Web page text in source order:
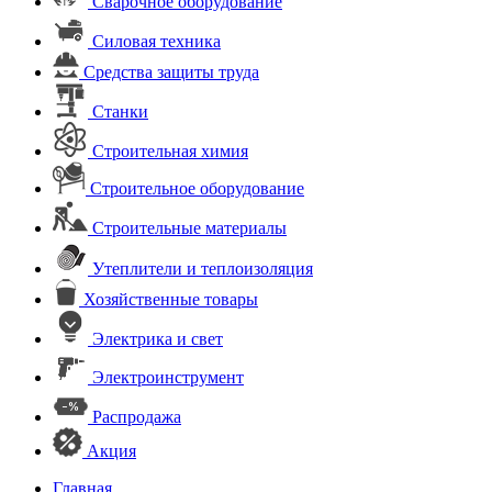
Силовая техника
Средства защиты труда
Станки
Строительная химия
Строительное оборудование
Строительные материалы
Утеплители и теплоизоляция
Хозяйственные товары
Электрика и свет
Электроинструмент
Распродажа
Акция
Главная